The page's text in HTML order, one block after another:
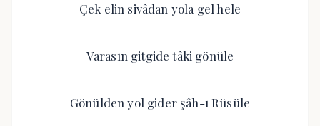
Çek elin sivâdan yola gel hele
Varasın gitgide tâki gönüle
Gönülden yol gider şâh-ı Rüsüle